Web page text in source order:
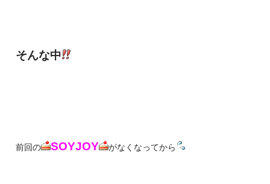
そんな中
前回の SOYJOY がなくなってから